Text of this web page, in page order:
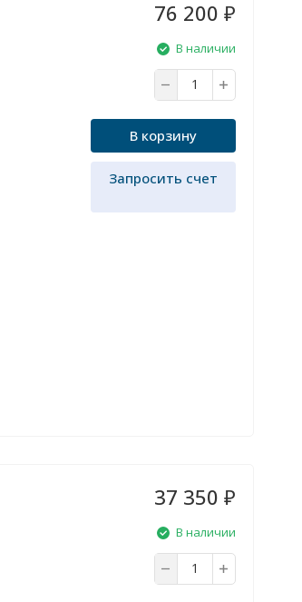
76 200 ₽
В наличии
В корзину
Запросить счет
37 350 ₽
В наличии